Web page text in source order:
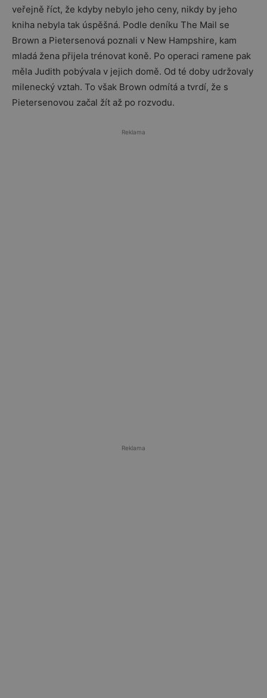
veřejně říct, že kdyby nebylo jeho ceny, nikdy by jeho
kniha nebyla tak úspěšná. Podle deníku The Mail se
Brown a Pietersenová poznali v New Hampshire, kam
mladá žena přijela trénovat koně. Po operaci ramene pak
měla Judith pobývala v jejich domě. Od té doby udržovaly
milenecký vztah. To však Brown odmítá a tvrdí, že s
Pietersenovou začal žít až po rozvodu.
Reklama
Reklama